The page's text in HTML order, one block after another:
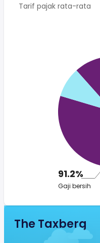
Tarif pajak rata-rata
91.2%
Gaji bersih
The Taxberg